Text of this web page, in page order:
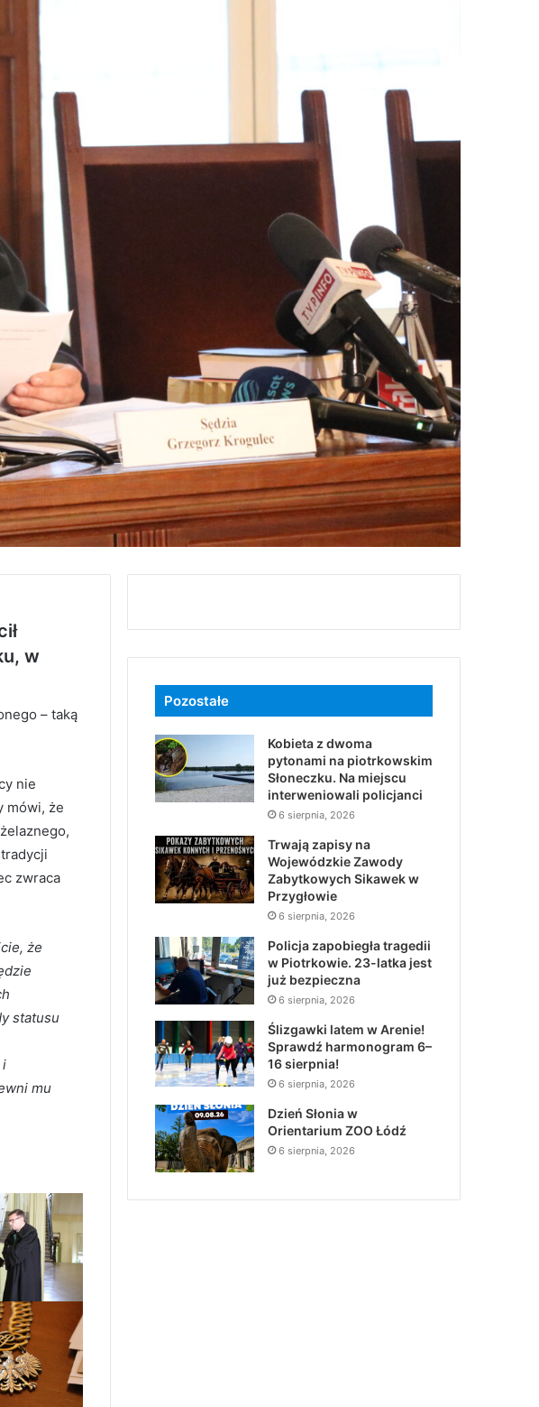
w
– taką
nie
mówi, że
zwraca
że
statusu
i
mu
Pozostałe
Kobieta z dwoma
pytonami na piotrkowskim
Słoneczku. Na miejscu
interweniowali policjanci
6 sierpnia, 2026
Trwają zapisy na
Wojewódzkie Zawody
Zabytkowych Sikawek w
Przygłowie
6 sierpnia, 2026
Policja zapobiegła tragedii
w Piotrkowie. 23-latka jest
już bezpieczna
6 sierpnia, 2026
Ślizgawki latem w Arenie!
Sprawdź harmonogram 6–
16 sierpnia!
6 sierpnia, 2026
Dzień Słonia w
Orientarium ZOO Łódź
6 sierpnia, 2026